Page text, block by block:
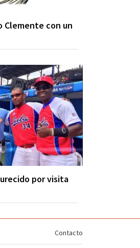
Clemente con un
por visita
Contacto